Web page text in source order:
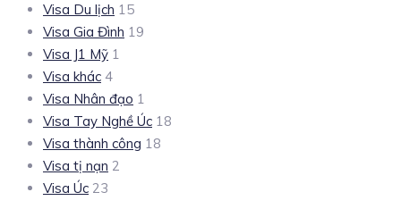
Visa Du lịch 15
Visa Gia Đình 19
Visa J1 Mỹ 1
Visa khác 4
Visa Nhân đạo 1
Visa Tay Nghề Úc 18
Visa thành công 18
Visa tị nạn 2
Visa Úc 23